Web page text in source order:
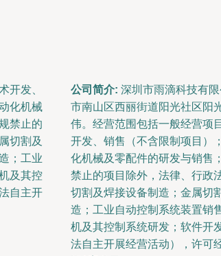
开发、
化机械
禁止的
切割及
；工业
及其控
自主开
公司简介: 深圳市雨滴科技有
市南山区西丽街道阳光社区阳
伟。经营范围包括一般经营项
开发、销售（不含限制项目）
化机械及零配件的研发与销售
禁止的项目除外，法律、行政
切割及焊接设备制造；金属切
造；工业自动控制系统装置销
机及其控制系统研发；软件开
法自主开展经营活动），许可